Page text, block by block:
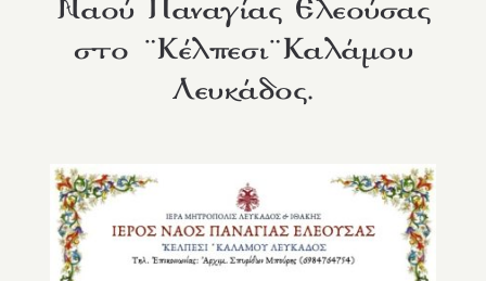
Ναού Παναγίας Ελεούσας
στο ¨Κέλπεσι¨Καλάμου
Λευκάδος.